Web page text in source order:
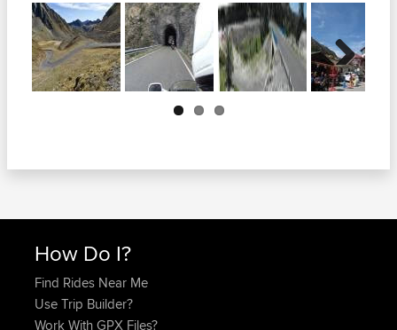
Next
How Do I?
Find Rides Near Me
Use Trip Builder?
Work With GPX Files?